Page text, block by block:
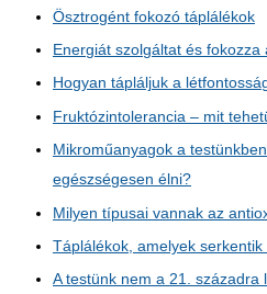
Ösztrogént fokozó táplálékok
Energiát szolgáltat és
Hogyan tápláljuk a
Fruktózintolerancia – mit
Mikroműanyagok a
egészségesen élni?
Milyen típusai vannak az
Táplálékok, amelyek
A testünk nem a 21. századra